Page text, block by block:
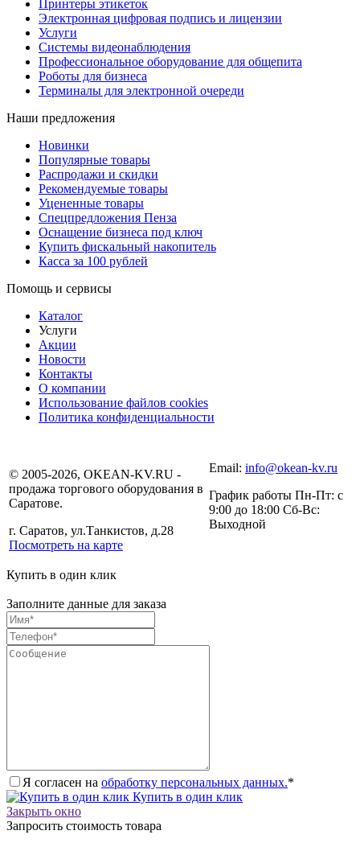
Принтеры этикеток
Электронная цифровая подпись и лицензии
Услуги
Системы видеонаблюдения
Профессиональное оборудование для общепита
Роботы для бизнеса
Терминалы для электронной очереди
Наши предложения
Новинки
Популярные товары
Распродажи и скидки
Рекомендуемые товары
Уцененные товары
Спецпредложения Пенза
Оснащение бизнеса под ключ
Купить фискальный накопитель
Касса за 100 рублей
Помощь и сервисы
Каталог
Услуги
Акции
Новости
Контакты
О компании
Использование файлов cookies
Политика конфиденциальности
© 2005-2026, OKEAN-KV.RU -
продажа торгового оборудования в
Саратове.
г. Саратов, ул.Танкистов, д.28
Посмотреть на карте
Email: info@okean-kv.ru
График работы Пн-Пт: с
9:00 до 18:00 Сб-Вс:
Выходной
Купить в один клик
Заполните данные для заказа
Я согласен на обработку персональных данных.*
Купить в один клик
Закрыть окно
Запросить стоимость товара